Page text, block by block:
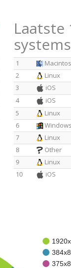
Laatste
systems
1
2
Linux
3
iOS
4
iOS
5
Linux
6
7
Linux
8
Other
9
Linux
10
iOS